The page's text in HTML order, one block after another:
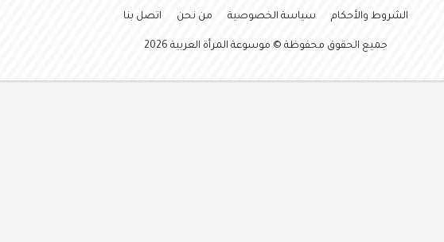
الشروط والأحكام سياسة الخصوصية من نحن اتصل بنا
جميع الحقوق محفوظة © موسوعة المرأة العربية 2026